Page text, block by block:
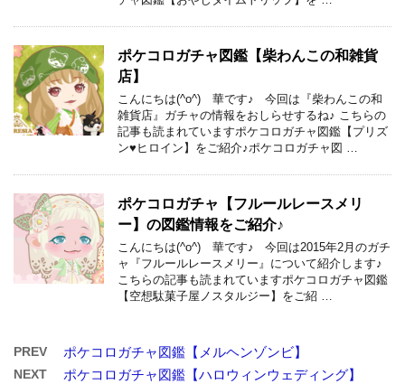
ポケコロガチャ図鑑【柴わんこの和雑貨
店】
こんにちは(^o^) 華です♪ 今回は『柴わんこの和
雑貨店』ガチャの情報をおしらせするね♪ こちらの
記事も読まれていますポケコロガチャ図鑑【プリズ
ン♥ヒロイン】をご紹介♪ポケコロガチャ図 …
ポケコロガチャ【フルールレースメリ
ー】の図鑑情報をご紹介♪
こんにちは(^o^) 華です♪ 今回は2015年2月のガチ
ャ『フルールレースメリー』について紹介します♪
こちらの記事も読まれていますポケコロガチャ図鑑
【空想駄菓子屋ノスタルジー】をご紹 …
PREV ポケコロガチャ図鑑【メルヘンゾンビ】
NEXT ポケコロガチャ図鑑【ハロウィンウェディング】